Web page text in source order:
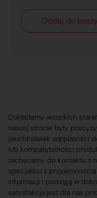
Dodaj do
Dokładamy wszelkich
naszej stronie były
jakichkolwiek wątpliwości
lub kompatybilności
zachęcamy do kontaktu z
specjaliści z
informacji i pomogą w
satysfakcja jest dla nas